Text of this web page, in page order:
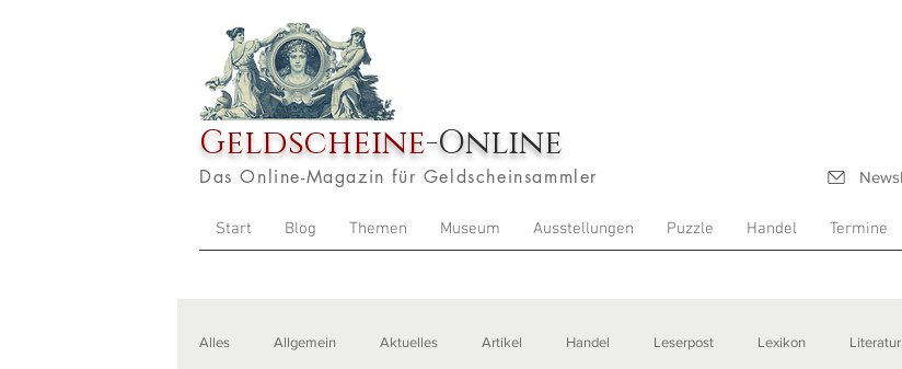
Geldscheine-Online
Das Online-Magazin für Geldscheinsammler
Start Blog Themen Museum Ausstellungen Puzzle Handel Termine
Alles Allgemein Aktuelles Artikel Handel Leserpost Lexikon Literatur